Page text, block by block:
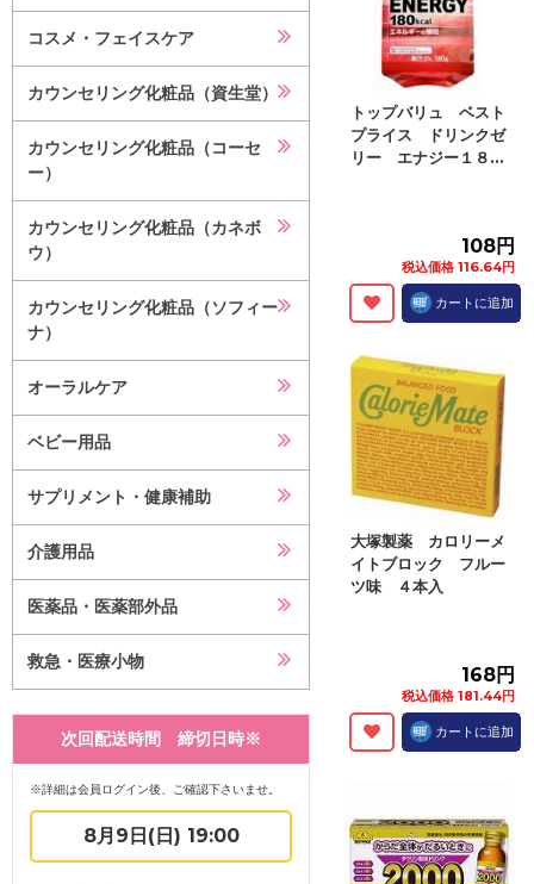
コスメ・フェイスケア
カウンセリング化粧品（資生堂）
カウンセリング化粧品（コーセ
ー）
カウンセリング化粧品（カネボ
ウ）
カウンセリング化粧品（ソフィー
ナ）
オーラルケア
ベビー用品
サプリメント・健康補助
介護用品
医薬品・医薬部外品
救急・医療小物
次回配送時間 締切日時※
※詳細は会員ログイン後、ご確認下さいませ。
8月9日(日) 19:00
トップバリュ ベスト
プライス ドリンクゼ
リー エナジー１８...
108円
税込価格 116.64円
カートに追加
大塚製薬 カロリーメ
イトブロック フルー
ツ味 ４本入
168円
税込価格 181.44円
カートに追加